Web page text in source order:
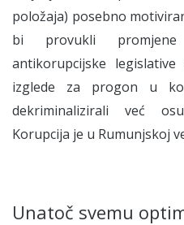
položaja) posebno
bi provukli
antikorupcijske
izglede za progon u
dekriminalizirali već
Korupcija je u Rumunjskoj
Unatoč svemu